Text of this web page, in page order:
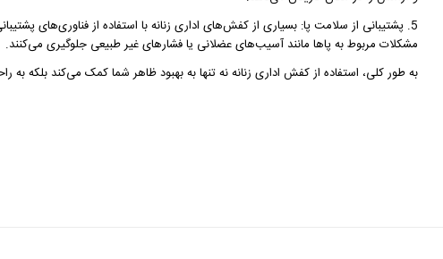
5. پشتیبانی از سلامت پا: بسیاری از کفش‌های اداری زنانه با استفاده از فناوری‌های
مشکلات مربوط به پاها مانند آسیب‌های عضلانی یا فشارهای غیر طبیعی جلوگیری می‌کنند.
به طور کلی، استفاده از کفش اداری زنانه نه تنها به بهبود ظاهر شما کمک می‌کند بلکه